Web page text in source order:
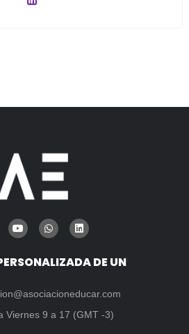
DE UN
Viernes 9 a 17 (GMT -3)